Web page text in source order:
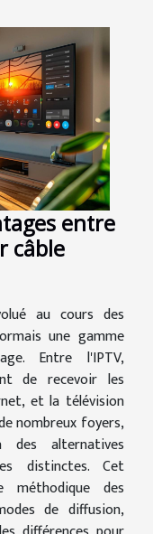
entre
câble
au cours des
une gamme
Entre l'IPTV,
de recevoir les
et la télévision
nombreux foyers,
alternatives
distinctes. Cet
méthodique des
de diffusion,